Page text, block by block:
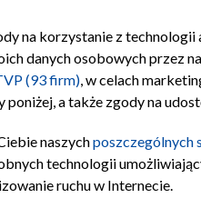
Polityka prywatności
na korzystanie z
danych osobowych przez
(93 firm), w celach
a także zgody na
naszychposzczególnych
technologii
ruchu w Internecie.